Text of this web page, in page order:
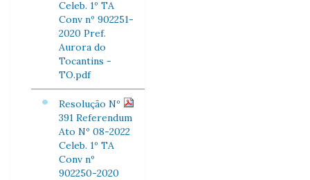
Celeb. 1º TA
Conv nº 902251-
2020 Pref.
Aurora do
Tocantins -
TO.pdf
Resolução Nº
391 Referendum
Ato Nº 08-2022
Celeb. 1º TA
Conv nº
902250-2020